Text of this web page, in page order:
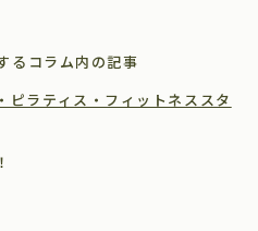
るコラム内の記事
ピラティス・フィットネススタ